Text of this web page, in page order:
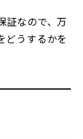
証なので、万
どうするかを